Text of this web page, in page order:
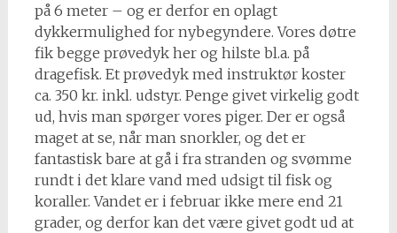
på 6 meter – og er derfor en oplagt
dykkermulighed for nybegyndere. Vores døtre
fik begge prøvedyk her og hilste bl.a. på
dragefisk. Et prøvedyk med instruktør koster
ca. 350 kr. inkl. udstyr. Penge givet virkelig godt
ud, hvis man spørger vores piger. Der er også
maget at se, når man snorkler, og det er
fantastisk bare at gå i fra stranden og svømme
rundt i det klare vand med udsigt til fisk og
koraller. Vandet er i februar ikke mere end 21
grader, og derfor kan det være givet godt ud at